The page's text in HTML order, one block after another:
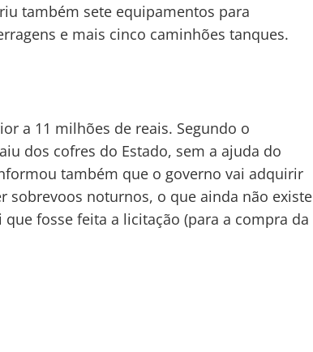
também sete equipamentos para
e mais cinco caminhões tanques.
a 11 milhões de reais. Segundo o
dos cofres do Estado, sem a ajuda do
também que o governo vai adquirir
sobrevoos noturnos, o que ainda não existe
que fosse feita a licitação (para a compra da